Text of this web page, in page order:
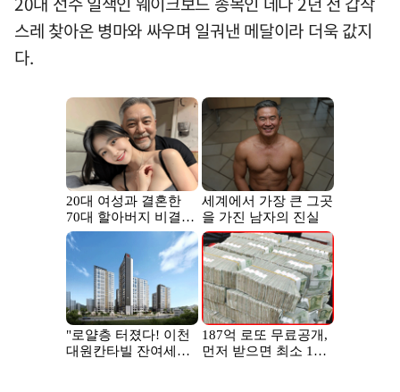
스레 찾아온 병마와 싸우며 일궈낸 메달이라 더욱 값지
다.